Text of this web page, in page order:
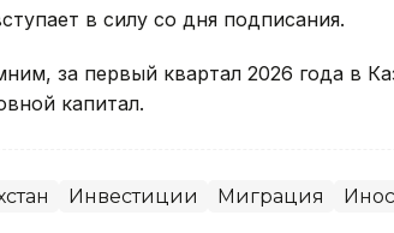
в силу со дня подписания.
за первый квартал 2026 года в
капитал.
Инвестиции Миграция